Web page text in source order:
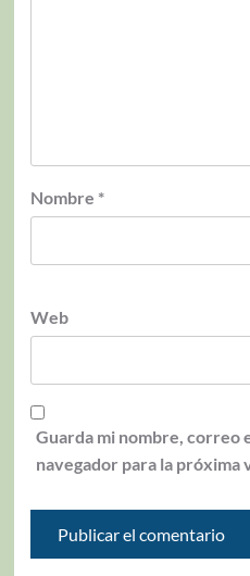
Nombre *
Web
Guarda mi nombre, correo
navegador para la próxima